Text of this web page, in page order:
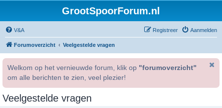
GrootSpoorForum.nl
V&A Aanmelden
Registreer
Forumoverzicht Veelgestelde vragen
Welkom op het vernieuwde forum, klik op "forumoverzicht"
om alle berichten te zien, veel plezier!
Veelgestelde vragen